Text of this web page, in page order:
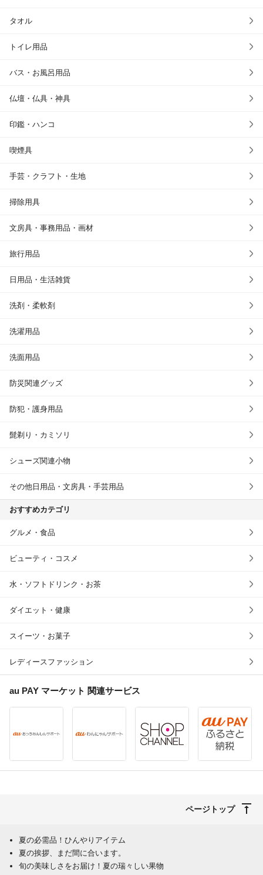
タオル
トイレ用品
バス・お風呂用品
仏壇・仏具・神具
印鑑・ハンコ
喫煙具
手芸・クラフト・生地
掃除用具
文房具・事務用品・画材
旅行用品
日用品・生活雑貨
洗剤・柔軟剤
洗濯用品
洗面用品
防災関連グッズ
防犯・護身用品
髭剃り・カミソリ
シューズ関連小物
その他日用品・文房具・手芸用品
おすすめカテゴリ
グルメ・食品
ビューティ・コスメ
水・ソフトドリンク・お茶
ダイエット・健康
スイーツ・お菓子
レディースファッション
au PAY マーケット 関連サービス
ページトップ
夏の必需品！ひんやりアイテム
夏の挨拶、まだ間に合います。
旬の美味しさをお届け！夏の瑞々しい果物